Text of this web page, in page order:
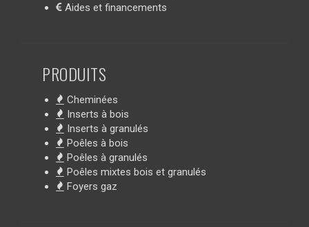
Aides et financements
PRODUITS
Cheminées
Inserts à bois
Inserts à granulés
Poêles à bois
Poêles à granulés
Poêles mixtes bois et granulés
Foyers gaz